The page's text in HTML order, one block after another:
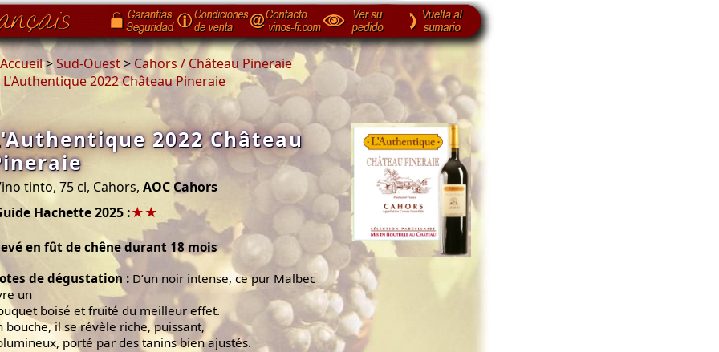
Accueil>Sud-Ouest> Cahors / Château Pineraie
L'Authentique 2022 Château Pineraie
2022 Château
tinto, 75 cl, Cahors, AOC Cahors
Hachette 2025 :★★
en fût de chêne durant 18 mois
de dégustation : D’un noir intense, ce pur Malbec
un
boisé et fruité du meilleur effet.
bouche, il se révèle riche, puissant,
porté par des tanins bien ajustés.